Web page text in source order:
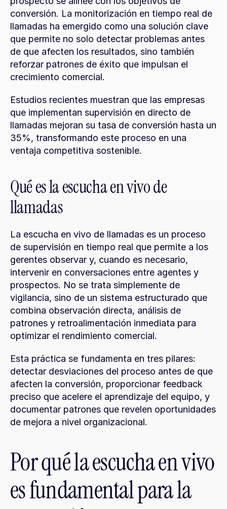
conversión. La monitorización en tiempo real de
llamadas ha emergido como una solución clave
que permite no solo detectar problemas antes
de que afecten los resultados, sino también
reforzar patrones de éxito que impulsan el
crecimiento comercial.
Estudios recientes muestran que las empresas
que implementan supervisión en directo de
llamadas mejoran su tasa de conversión hasta un
35%, transformando este proceso en una
ventaja competitiva sostenible.
Qué es la escucha en vivo de
llamadas
La escucha en vivo de llamadas es un proceso
de supervisión en tiempo real que permite a los
gerentes observar y, cuando es necesario,
intervenir en conversaciones entre agentes y
prospectos. No se trata simplemente de
vigilancia, sino de un sistema estructurado que
combina observación directa, análisis de
patrones y retroalimentación inmediata para
optimizar el rendimiento comercial.
Esta práctica se fundamenta en tres pilares:
detectar desviaciones del proceso antes de que
afecten la conversión, proporcionar feedback
preciso que acelere el aprendizaje del equipo, y
documentar patrones que revelen oportunidades
de mejora a nivel organizacional.
Por qué la escucha en vivo
es fundamental para la